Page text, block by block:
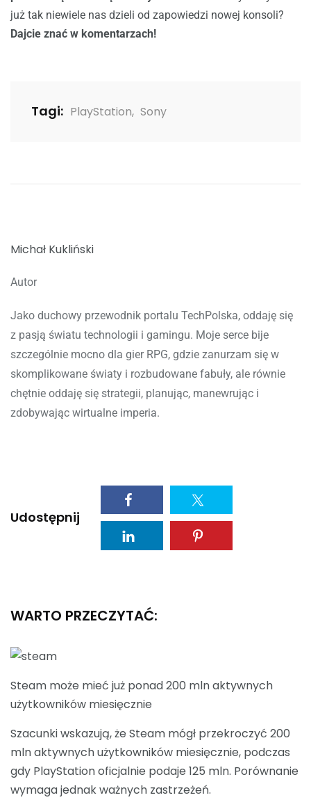
już tak niewiele nas dzieli od zapowiedzi nowej konsoli?
Dajcie znać w komentarzach!
Tagi: PlayStation, Sony
Michał Kukliński
Autor
Jako duchowy przewodnik portalu TechPolska, oddaję się
z pasją światu technologii i gamingu. Moje serce bije
szczególnie mocno dla gier RPG, gdzie zanurzam się w
skomplikowane światy i rozbudowane fabuły, ale równie
chętnie oddaję się strategii, planując, manewrując i
zdobywając wirtualne imperia.
Udostępnij
WARTO PRZECZYTAĆ:
Steam może mieć już ponad 200 mln aktywnych
użytkowników miesięcznie
Szacunki wskazują, że Steam mógł przekroczyć 200
mln aktywnych użytkowników miesięcznie, podczas
gdy PlayStation oficjalnie podaje 125 mln. Porównanie
wymaga jednak ważnych zastrzeżeń.